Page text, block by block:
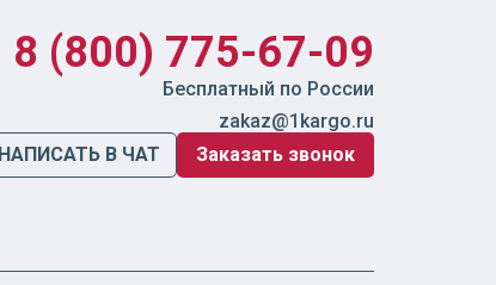
8 (800) 775-67-09
Бесплатный по России
zakaz@1kargo.ru
НАПИСАТЬ В ЧАТ
Заказать звонок